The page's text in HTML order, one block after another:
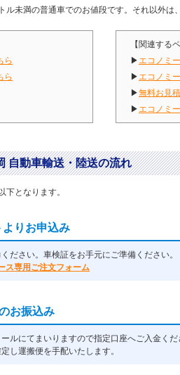
未満の普通車でのお値段です。それ以外は
ら
ら
【関連する
▶エコノミ
▶エコノミ
▶無料お見
▶エコノミ
自動車輸送・陸送の流れ
下となります。
りお申込み
ださい。車検証をお手元にご準備ください。
ス専用ご注文フォーム
お振込み
ルにてまいりますので指定口座へご入金くだ
し運搬便を手配いたします。